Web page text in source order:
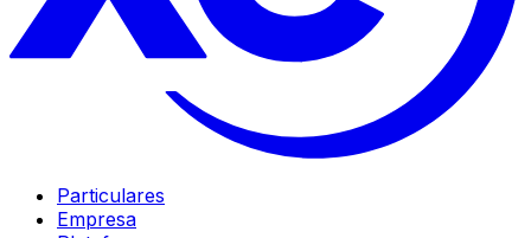
Particulares
Empresa